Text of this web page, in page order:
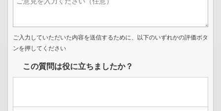
ご入力していただいた内容を送信するために、以下のいずれかの評価ボタ
ンを押してください
この質問は役に立ちましたか？